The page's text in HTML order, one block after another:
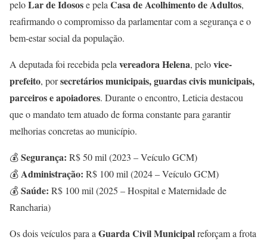
peloLar de Idosose pelaCasa de Acolhimento de Adultos,
reafirmando o compromisso da parlamentar com a segurança e o
bem-estar social da população.
A deputada foi recebida pelavereadora Helena, pelovice-
prefeito, porsecretários municipais, guardas civis municipais,
parceiros e apoiadores. Durante o encontro, Leticia destacou
que o mandato tem atuado de forma constante para garantir
melhorias concretas ao município.
💰Segurança: R$ 50 mil (2023 – Veículo GCM)
💰Administração: R$ 100 mil (2024 – Veículo GCM)
💰Saúde: R$ 100 mil (2025 – Hospital e Maternidade de
Rancharia)
Os dois veículos para aGuarda Civil Municipalreforçam a frota